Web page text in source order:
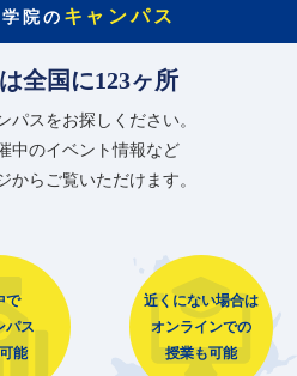
院の キャンパス
全国に123ヶ所
パスをお探しください。
中のイベント情報など
からご覧いただけます。
で
パス
能
近くにない場合は
オンラインでの
授業も可能